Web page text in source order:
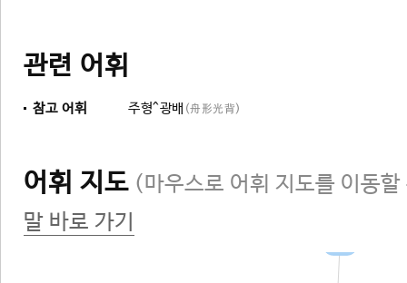
관련 어휘
참고 어휘 주형^광배 (舟形光背)
어휘 지도 (마우스로 어휘 지도를 이동
말 바로 가기